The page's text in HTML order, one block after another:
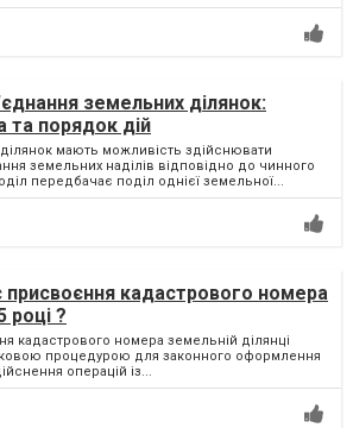
земельних ділянок:
та порядок дій
мають можливість здійснювати
земельних наділів відповідно до чинного
передбачає поділ однієї земельної...
присвоєння кадастрового номера
році ?
кадастрового номера земельній ділянці
процедурою для законного оформлення
операцій із...